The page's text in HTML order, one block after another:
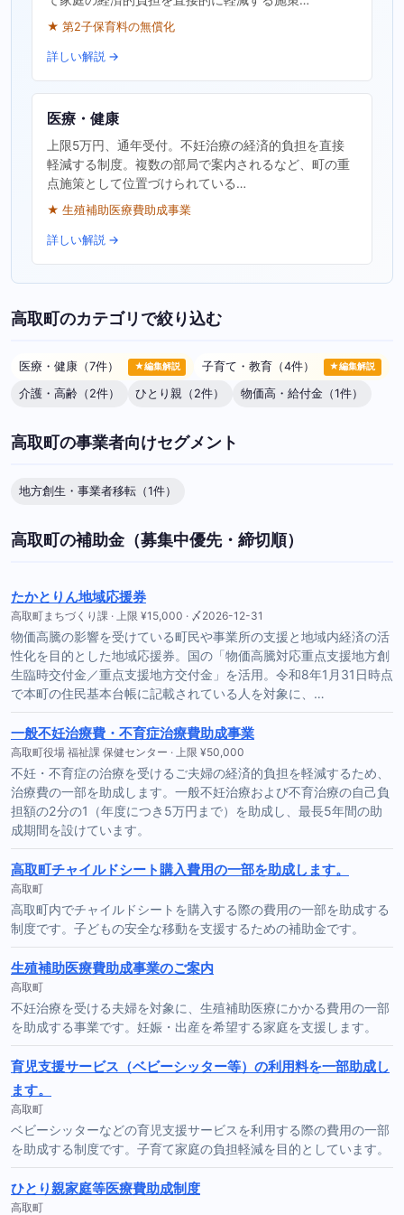
★ 第2子保育料の無償化
詳しい解説 →
医療・健康
上限5万円、通年受付。不妊治療の経済的負担を直接
軽減する制度。複数の部局で案内されるなど、町の重
点施策として位置づけられている…
★ 生殖補助医療費助成事業
詳しい解説 →
高取町のカテゴリで絞り込む
医療・健康（7件） ★編集解説 子育て・教育（4件） ★編集解説
介護・高齢（2件） ひとり親（2件） 物価高・給付金（1件）
高取町の事業者向けセグメント
地方創生・事業者移転（1件）
高取町の補助金（募集中優先・締切順）
たかとりん地域応援券
高取町まちづくり課 · 上限 ¥15,000 · 〆2026-12-31
物価高騰の影響を受けている町民や事業所の支援と地域内経済の活
性化を目的とした地域応援券。国の「物価高騰対応重点支援地方創
生臨時交付金／重点支援地方交付金」を活用。令和8年1月31日時点
で本町の住民基本台帳に記載されている人を対象に、…
一般不妊治療費・不育症治療費助成事業
高取町役場 福祉課 保健センター · 上限 ¥50,000
不妊・不育症の治療を受けるご夫婦の経済的負担を軽減するため、
治療費の一部を助成します。一般不妊治療および不育治療の自己負
担額の2分の1（年度につき5万円まで）を助成し、最長5年間の助
成期間を設けています。
高取町チャイルドシート購入費用の一部を助成します。
高取町
高取町内でチャイルドシートを購入する際の費用の一部を助成する
制度です。子どもの安全な移動を支援するための補助金です。
生殖補助医療費助成事業のご案内
高取町
不妊治療を受ける夫婦を対象に、生殖補助医療にかかる費用の一部
を助成する事業です。妊娠・出産を希望する家庭を支援します。
育児支援サービス（ベビーシッター等）の利用料を一部助成し
ます。
高取町
ベビーシッターなどの育児支援サービスを利用する際の費用の一部
を助成する制度です。子育て家庭の負担軽減を目的としています。
ひとり親家庭等医療費助成制度
高取町